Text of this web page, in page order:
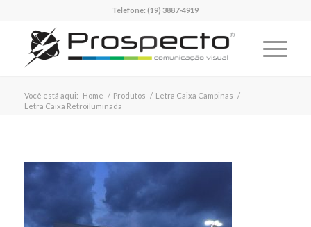
Telefone:(19) 3887-4919
Você está aqui: Home / Produtos / Letra Caixa Campinas /
Letra Caixa Retroiluminada